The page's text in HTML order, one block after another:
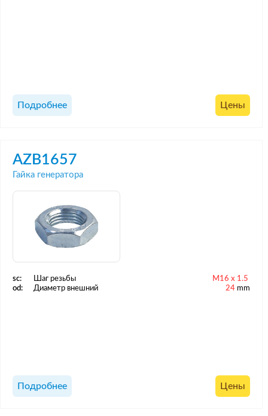
Подробнее Цены
AZB1657
Гайка генератора
sc: Шаг резьбы
M16 x 1.5
od:
Диаметр внешний 24 mm
Подробнее Цены